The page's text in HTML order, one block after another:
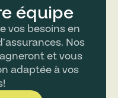
équipe
vos besoins en
Nos
et vous
adaptée à vos